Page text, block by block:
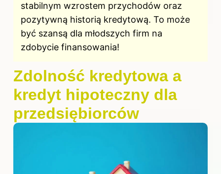
stabilnym wzrostem przychodów oraz
pozytywną historią kredytową. To może
być szansą dla młodszych firm na
zdobycie finansowania!
Zdolność kredytowa a
kredyt hipoteczny dla
przedsiębiorców